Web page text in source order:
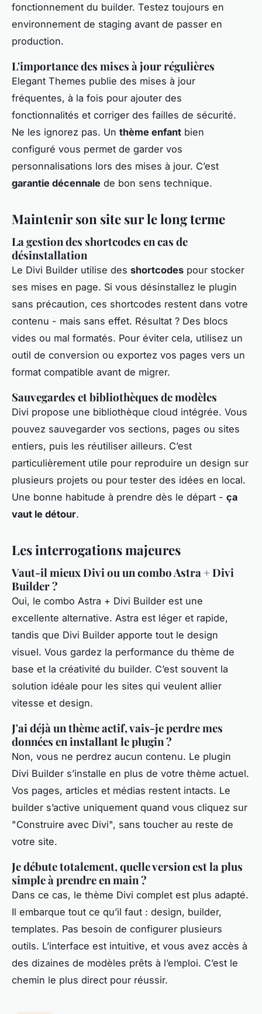
fonctionnement du builder. Testez toujours en
environnement de staging avant de passer en
production.
L'importance des mises à jour régulières
Elegant Themes publie des mises à jour
fréquentes, à la fois pour ajouter des
fonctionnalités et corriger des failles de sécurité.
Ne les ignorez pas. Un thème enfant bien
configuré vous permet de garder vos
personnalisations lors des mises à jour. C’est
garantie décennale de bon sens technique.
Maintenir son site sur le long terme
La gestion des shortcodes en cas de
désinstallation
Le Divi Builder utilise des shortcodes pour stocker
ses mises en page. Si vous désinstallez le plugin
sans précaution, ces shortcodes restent dans votre
contenu - mais sans effet. Résultat ? Des blocs
vides ou mal formatés. Pour éviter cela, utilisez un
outil de conversion ou exportez vos pages vers un
format compatible avant de migrer.
Sauvegardes et bibliothèques de modèles
Divi propose une bibliothèque cloud intégrée. Vous
pouvez sauvegarder vos sections, pages ou sites
entiers, puis les réutiliser ailleurs. C’est
particulièrement utile pour reproduire un design sur
plusieurs projets ou pour tester des idées en local.
Une bonne habitude à prendre dès le départ - ça
vaut le détour.
Les interrogations majeures
Vaut-il mieux Divi ou un combo Astra + Divi
Builder ?
Oui, le combo Astra + Divi Builder est une
excellente alternative. Astra est léger et rapide,
tandis que Divi Builder apporte tout le design
visuel. Vous gardez la performance du thème de
base et la créativité du builder. C’est souvent la
solution idéale pour les sites qui veulent allier
vitesse et design.
J'ai déjà un thème actif, vais-je perdre mes
données en installant le plugin ?
Non, vous ne perdrez aucun contenu. Le plugin
Divi Builder s’installe en plus de votre thème actuel.
Vos pages, articles et médias restent intacts. Le
builder s’active uniquement quand vous cliquez sur
"Construire avec Divi", sans toucher au reste de
votre site.
Je débute totalement, quelle version est la plus
simple à prendre en main ?
Dans ce cas, le thème Divi complet est plus adapté.
Il embarque tout ce qu’il faut : design, builder,
templates. Pas besoin de configurer plusieurs
outils. L’interface est intuitive, et vous avez accès à
des dizaines de modèles prêts à l’emploi. C’est le
chemin le plus direct pour réussir.